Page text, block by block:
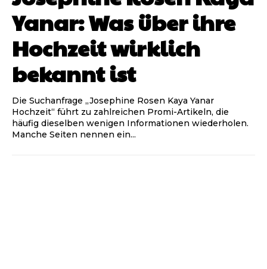
Yanar: Was über ihre
Hochzeit wirklich
bekannt ist
Die Suchanfrage „Josephine Rosen Kaya Yanar
Hochzeit“ führt zu zahlreichen Promi-Artikeln, die
häufig dieselben wenigen Informationen wiederholen.
Manche Seiten nennen ein...